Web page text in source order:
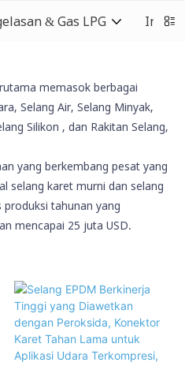
& Gas LPG
memasok berbagai
Selang Air, Selang Minyak,
Silikon , dan Rakitan Selang,
yang berkembang pesat yang
selang karet murni dan selang
tahunan yang
mencapai 25 juta USD.